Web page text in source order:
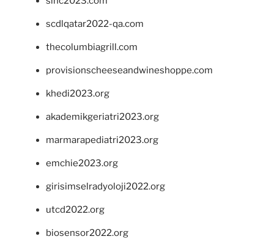
scdlqatar2022-qa.com
thecolumbiagrill.com
provisionscheeseandwineshoppe.com
khedi2023.org
akademikgeriatri2023.org
marmarapediatri2023.org
emchie2023.org
girisimselradyoloji2022.org
utcd2022.org
biosensor2022.org